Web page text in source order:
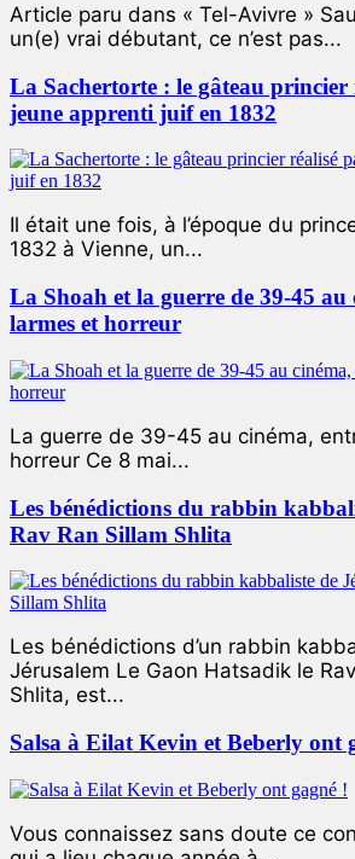
Article paru dans « Tel-Avivre »
un(e) vrai débutant, ce n’est pas...
La Sachertorte : le gâteau princier
jeune apprenti juif en 1832
Il était une fois, à l’époque du
1832 à Vienne, un...
La Shoah et la guerre de 39-45 au
larmes et horreur
La guerre de 39-45 au cinéma,
horreur Ce 8 mai...
Les bénédictions du rabbin
Rav Ran Sillam Shlita
Les bénédictions d’un rabbin
Jérusalem Le Gaon Hatsadik le
Shlita, est...
Salsa à Eilat Kevin et Beberly ont
Vous connaissez sans doute ce